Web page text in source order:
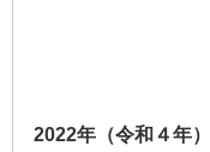
2022年（令和４年